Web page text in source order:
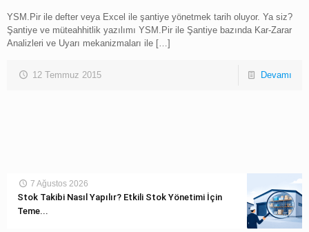
YSM.Pir ile defter veya Excel ile şantiye yönetmek tarih oluyor. Ya siz?
Şantiye ve müteahhitlik yazılımı YSM.Pir ile Şantiye bazında Kar-Zarar
Analizleri ve Uyarı mekanizmaları ile […]
12 Temmuz 2015 Devamı
7 Ağustos 2026
Stok Takibi Nasıl Yapılır? Etkili Stok Yönetimi İçin
Teme...